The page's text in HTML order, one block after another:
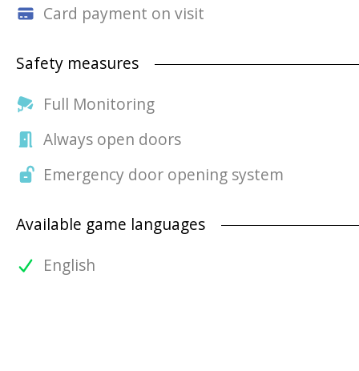
Card payment on visit
Safety measures
Full Monitoring
Always open doors
Emergency door opening system
Available game languages
English